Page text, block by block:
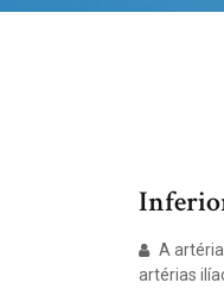
A
artérias